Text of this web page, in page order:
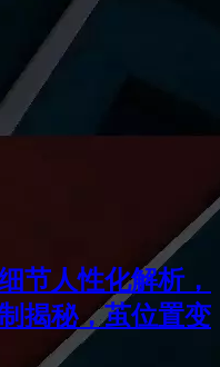
节人性化解析，
揭秘，茧位置变